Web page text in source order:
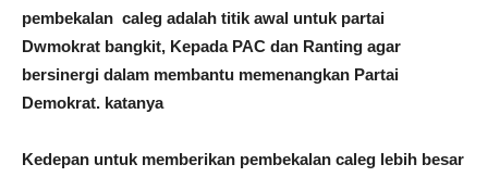
pembekalan caleg adalah titik awal untuk partai
Dwmokrat bangkit, Kepada PAC dan Ranting agar
bersinergi dalam membantu memenangkan Partai
Demokrat. katanya
Kedepan untuk memberikan pembekalan caleg lebih besar